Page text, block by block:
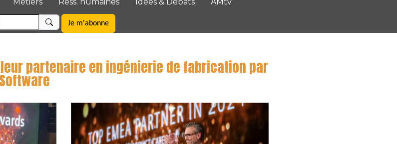
Je m'abonne
partenaire en ingénierie de fabrication par